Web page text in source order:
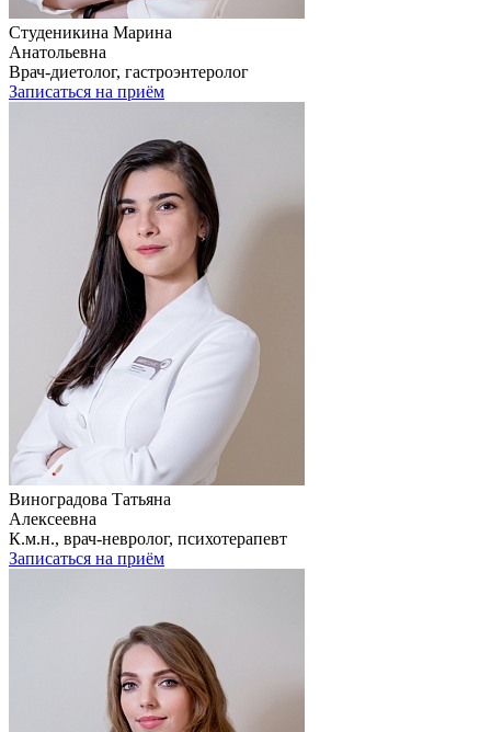
Студеникина Марина
Анатольевна
Врач-диетолог, гастроэнтеролог
Записаться на приём
Виноградова Татьяна
Алексеевна
К.м.н., врач-невролог, психотерапевт
Записаться на приём